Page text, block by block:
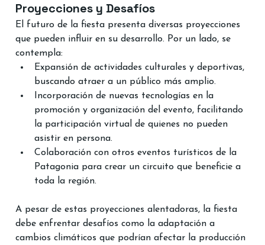
Proyecciones y Desafíos
El futuro de la fiesta presenta diversas proyecciones
que pueden influir en su desarrollo. Por un lado, se
contempla:
Expansión de actividades culturales y deportivas,
buscando atraer a un público más amplio.
Incorporación de nuevas tecnologías en la
promoción y organización del evento, facilitando
la participación virtual de quienes no pueden
asistir en persona.
Colaboración con otros eventos turísticos de la
Patagonia para crear un circuito que beneficie a
toda la región.
A pesar de estas proyecciones alentadoras, la fiesta
debe enfrentar desafíos como la adaptación a
cambios climáticos que podrían afectar la producción